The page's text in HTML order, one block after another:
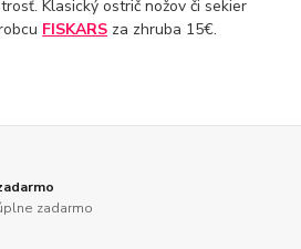
Klasický ostrič nožov či sekier
FISKARS za zhruba 15€.
zadarmo